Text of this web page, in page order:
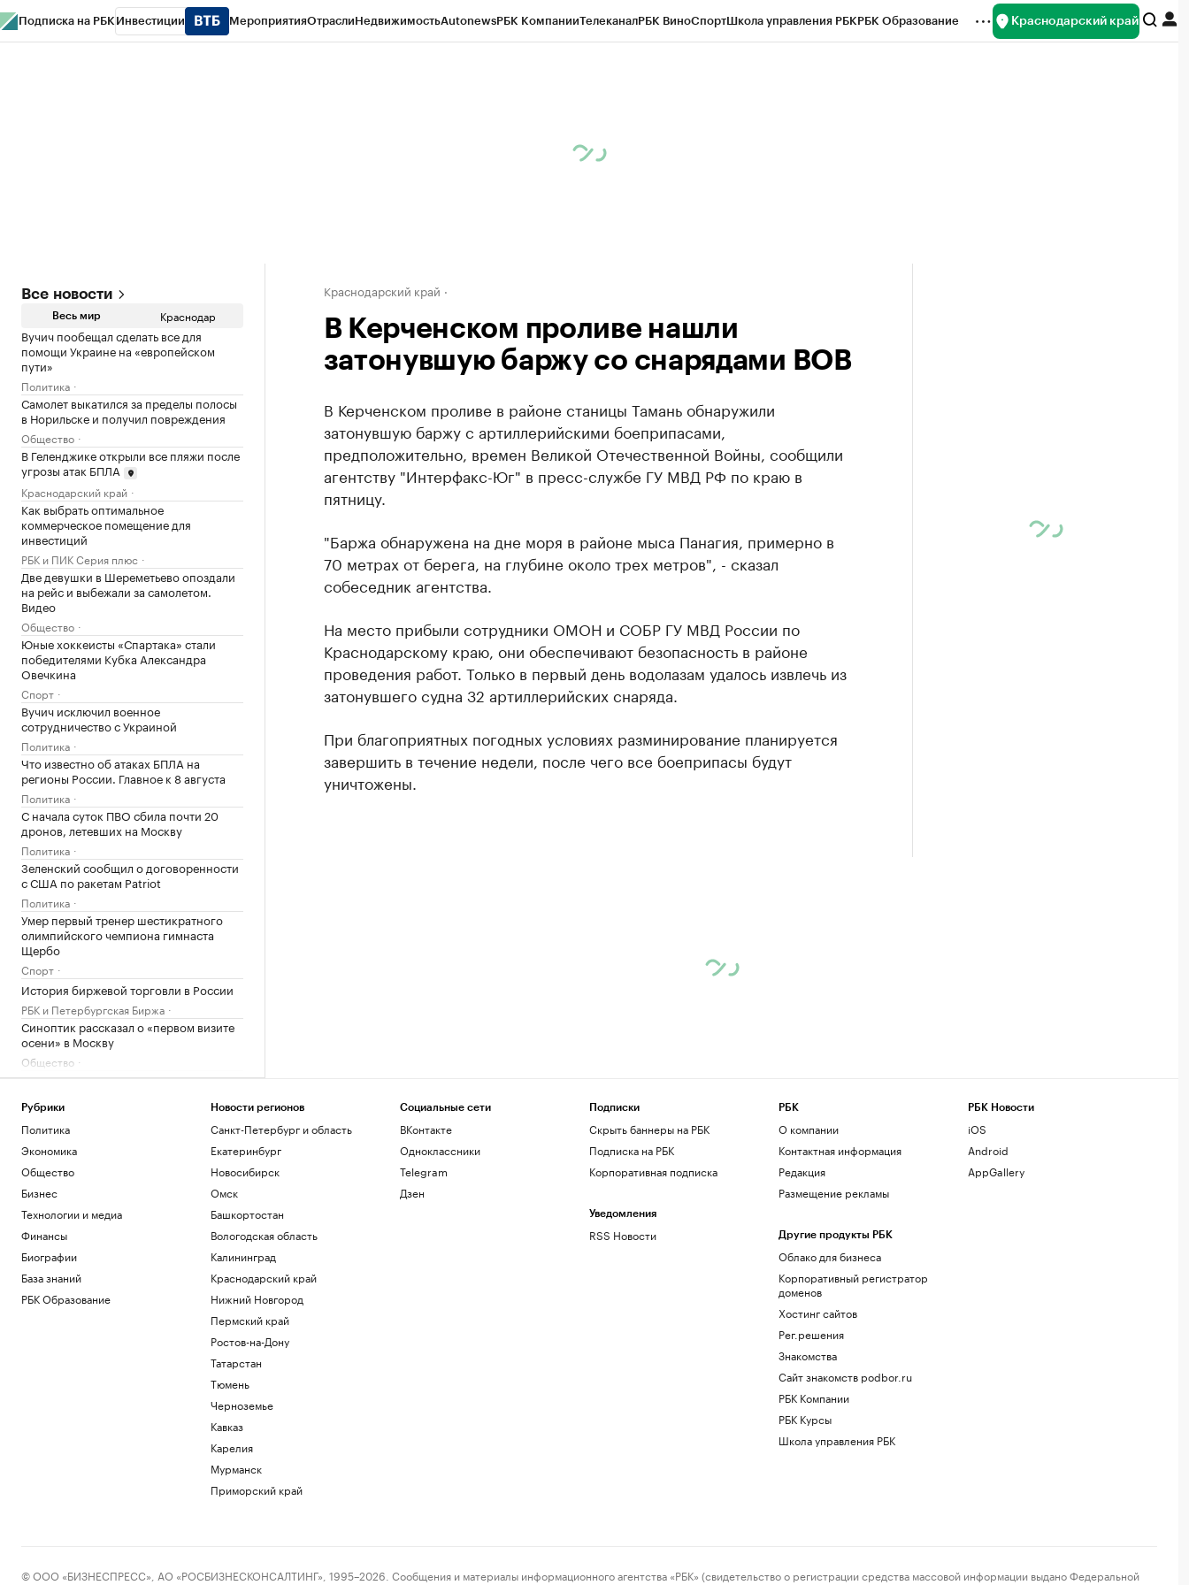
Подписка на РБК Инвестиции МероприятияОтраслиНедвижимостьAutonewsРБК КомпанииТелеканалРБК ВиноСпортШкола управления РБКРБК Образование Краснодарский край
Все новости
Весь мир Краснодар
Вучич пообещал сделать все для
помощи Украине на «европейском
пути»
Политика
Самолет выкатился за пределы полосы
в Норильске и получил повреждения
Общество
В Геленджике открыли все пляжи после
угрозы атак БПЛА
Краснодарский край
Как выбрать оптимальное
коммерческое помещение для
инвестиций
РБК и ПИК Серия плюс
Две девушки в Шереметьево опоздали
на рейс и выбежали за самолетом.
Видео
Общество
Юные хоккеисты «Спартака» стали
победителями Кубка Александра
Овечкина
Спорт
Вучич исключил военное
сотрудничество с Украиной
Политика
Что известно об атаках БПЛА на
регионы России. Главное к 8 августа
Политика
С начала суток ПВО сбила почти 20
дронов, летевших на Москву
Политика
Зеленский сообщил о договоренности
с США по ракетам Patriot
Политика
Умер первый тренер шестикратного
олимпийского чемпиона гимнаста
Щербо
Спорт
История биржевой торговли в России
РБК и Петербургская Биржа
Синоптик рассказал о «первом визите
осени» в Москву
Общество
Медведев рассказал о «жестких»
Политика
Федорищев рассказал о последствиях
атаки БПЛА на Самарскую область
Политика
Трое пострадали при ударе БПЛА по
грузовику в Белгородской области
Политика
Искусственный интеллект вызовет
массовые увольнения — и еще 10
мифов
РБК и Yandex Cloud
Зачем малому и среднему бизнесу
облигации и что важно знать о бирже
Число пострадавших при атаке БПЛА
на Ильский НПЗ выросло до шести
Краснодарский край
В Керченском проливе нашли
затонувшую баржу со снарядами ВОВ
В Керченском проливе в районе станицы Тамань обнаружили
затонувшую баржу с артиллерийскими боеприпасами,
предположительно, времен Великой Отечественной Войны, сообщили
агентству "Интерфакс-Юг" в пресс-службе ГУ МВД РФ по краю в
пятницу.
"Баржа обнаружена на дне моря в районе мыса Панагия, примерно в
70 метрах от берега, на глубине около трех метров", - сказал
собеседник агентства.
На место прибыли сотрудники ОМОН и СОБР ГУ МВД России по
Краснодарскому краю, они обеспечивают безопасность в районе
проведения работ. Только в первый день водолазам удалось извлечь из
затонувшего судна 32 артиллерийских снаряда.
При благоприятных погодных условиях разминирование планируется
завершить в течение недели, после чего все боеприпасы будут
уничтожены.
Рубрики
Политика
Экономика
Общество
Бизнес
Технологии и медиа
Финансы
Биографии
База знаний
РБК Образование
Новости регионов
Санкт-Петербург и область
Екатеринбург
Новосибирск
Омск
Башкортостан
Вологодская область
Калининград
Краснодарский край
Нижний Новгород
Пермский край
Ростов-на-Дону
Татарстан
Тюмень
Черноземье
Кавказ
Карелия
Мурманск
Приморский край
Социальные сети
ВКонтакте
Одноклассники
Telegram
Дзен
Подписки
Скрыть баннеры на РБК
Подписка на РБК
Корпоративная подписка
Уведомления
RSS Новости
РБК
О компании
Контактная информация
Редакция
Размещение рекламы
Другие продукты РБК
Облако для бизнеса
Корпоративный регистратор
доменов
Хостинг сайтов
Рег.решения
Знакомства
Сайт знакомств podbor.ru
РБК Компании
РБК Курсы
Школа управления РБК
РБК Новости
iOS
Android
AppGallery
© ООО «БИЗНЕСПРЕСС», АО «РОСБИЗНЕСКОНСАЛТИНГ», 1995–2026. Сообщения и материалы информационного агентства «РБК» (свидетельство о регистрации средства массовой информации выдано Федеральной